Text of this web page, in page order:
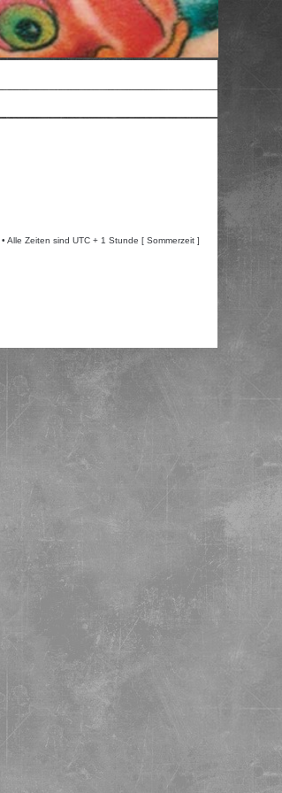
• Alle Zeiten sind UTC + 1 Stunde [ Sommerzeit ]